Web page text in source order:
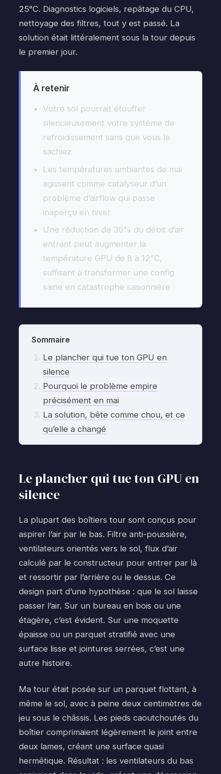
25°C. Diagnostics logiciels, repâtage du CPU,
nettoyage des filtres, tout y est passé. La
solution était littéralement sous la tour depuis
le premier jour.
À retenir
Votre sol pourrait étouffer
silencieusement votre système de
refroidissement sans que vous le
sachiez
Les températures ambiantes de mai
agissent comme catalyseur d’un
problème d’airflow qui passe
inaperçu en hiver
Une réduction de 30% du débit d’air
entrant peut augmenter la
température GPU de 8 à 12°C,
suffisant à transformer une config
saine en catastrophe saisonnière
Sommaire
Le plancher qui tue ton GPU en
silence
Pourquoi le problème empire
précisément en mai
La solution, bête comme chou, et ce
qu’elle a changé
Le plancher qui tue ton GPU en
silence
La plupart des boîtiers tour sont conçus pour
aspirer l’air par le bas. Filtre anti-poussière,
ventilateurs orientés vers le sol, flux d’air
calculé par le constructeur pour entrer par là
et ressortir par l’arrière ou le dessus. Ce
design part d’une hypothèse : que le sol laisse
passer l’air. Sur un bureau en bois ou une
étagère, c’est évident. Sur une moquette
épaisse ou un parquet stratifié avec une
surface lisse et jointures serrées, c’est une
autre histoire.
Ma tour était posée sur un parquet flottant, à
même le sol, avec à peine deux centimètres de
jeu sous le châssis. Les pieds caoutchoutés du
boîtier comprimaient légèrement le joint entre
deux lames, créant une surface quasi
hermétique. Résultat : les ventilateurs du bas